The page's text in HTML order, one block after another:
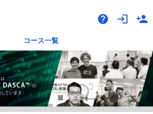
help login person_add
コース一覧